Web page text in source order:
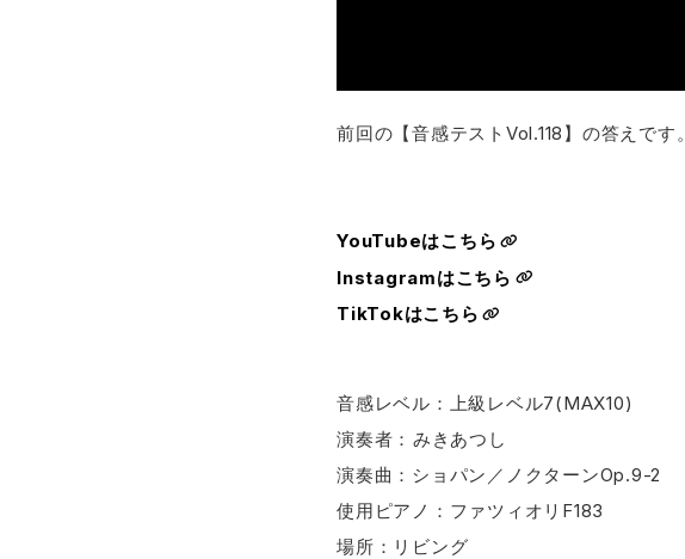
前回の【音感テストVol.118】の答えです。
YouTubeはこちら
Instagramはこちら
TikTokはこちら
音感レベル：上級レベル7(MAX10)
演奏者：​⁠​みきあつし
演奏曲：ショパン／ノクターンOp.9-2
使用ピアノ：ファツィオリF183
場所：リビング